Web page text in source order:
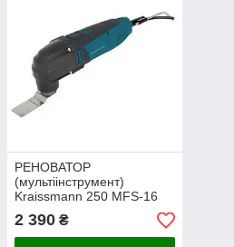
РЕНОВАТОР
(мультіінструмент)
Kraissmann 250 MFS-16
2 390 ₴